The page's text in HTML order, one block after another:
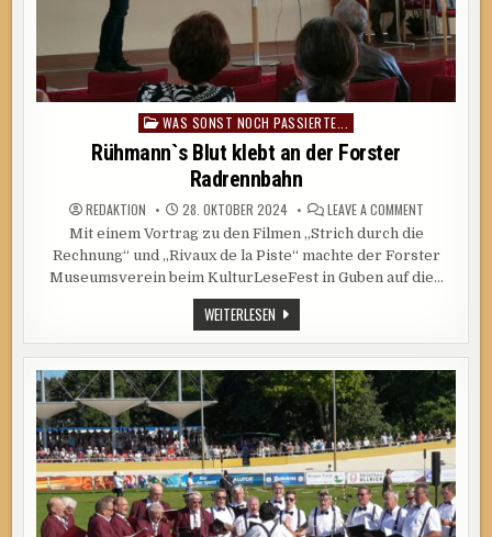
Posted
WAS SONST NOCH PASSIERTE...
Rühmann`s Blut klebt an der Forster
Radrennbahn
REDAKTION 28. OKTOBER 2024 LEAVE A COMMENTON
BLUT
AN
DER
FORSTER
Mit einem Vortrag zu den Filmen „Strich durch die
Rechnung“ und „Rivaux de la Piste“ machte der Forster
Museumsverein beim KulturLeseFest in Guben auf die…
WEITERLESENRÜHMANN`S
BLUT
KLEBT
AN
DER
FORSTER
RADRENNBAHN